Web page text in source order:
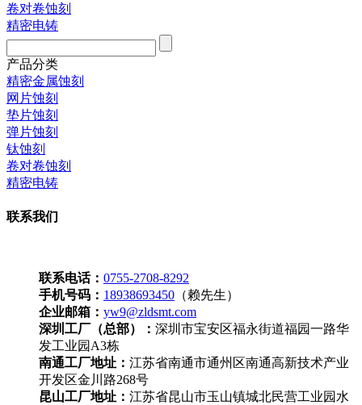
卷对卷蚀刻
精密电铸
产品分类
精密金属蚀刻
网片蚀刻
垫片蚀刻
弹片蚀刻
钛蚀刻
卷对卷蚀刻
精密电铸
联系我们
联系电话： 0755-2708-8292
手机号码： 18938693450 （赖先生）
企业邮箱： yw9@zldsmt.com
深圳工厂（总部）： 深圳市宝安区福永街道福园一路华
发工业园A3栋
南通工厂地址： 江苏省南通市通州区南通高新技术产业
开发区金川路268号
昆山工厂地址： 江苏省昆山市玉山镇城北民营工业园水